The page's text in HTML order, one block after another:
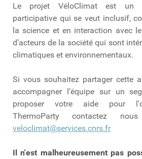
Le projet VéloClimat est un
participative qui se veut inclusif,
la science et en interaction avec
d’acteurs de la société qui sont
climatiques et environnementaux.
Si vous souhaitez partager cette
accompagner l’équipe sur un
proposer votre aide pour
ThermoParty contactez
veloclimat@services.cnrs.fr
Il n'est malheureusement pas